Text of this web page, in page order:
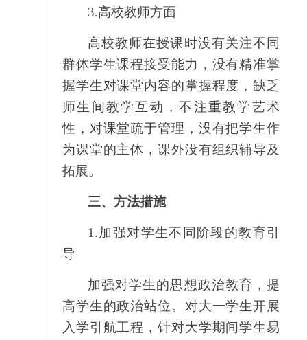
3.高校教师方面
高校教师在授课时没有关注不同
群体学生课程接受能力，没有精准掌
握学生对课堂内容的掌握程度，缺乏
师生间教学互动，不注重教学艺术
性，对课堂疏于管理，没有把学生作
为课堂的主体，课外没有组织辅导及
拓展。
三、 方法措施
1.加强对学生不同阶段的教育引
导
加强对学生的思想政治教育，提
高学生的政治站位。对大一学生开展
入学引航工程，针对大学期间学生易